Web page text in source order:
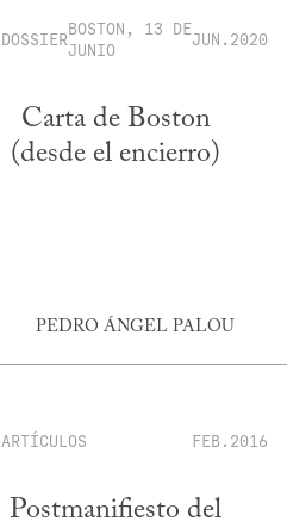
DOSSIERBOSTON, 13 DE
JUNIO
JUN.2020
Carta de Boston
(desde el encierro)
PEDRO ÁNGEL PALOU
ARTÍCULOS FEB.2016
Postmanifiesto del